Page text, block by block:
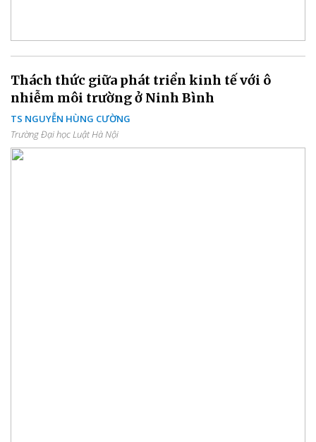
Thách thức giữa phát triển kinh tế với ô
nhiễm môi trường ở Ninh Bình
TS NGUYỄN HÙNG CƯỜNG
Trường Đại học Luật Hà Nội